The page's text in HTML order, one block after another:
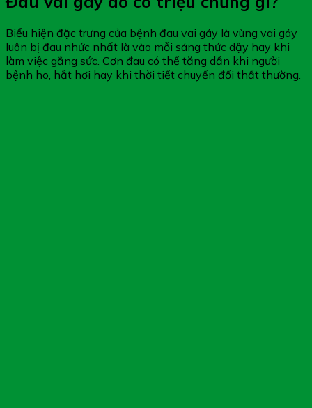
Biểu hiện đặc trưng của bệnh đau vai gáy là vùng vai gáy
luôn bị đau nhức nhất là vào mỗi sáng thức dậy hay khi
làm việc gắng sức. Cơn đau có thể tăng dần khi người
bệnh ho, hắt hơi hay khi thời tiết chuyển đổi thất thường.